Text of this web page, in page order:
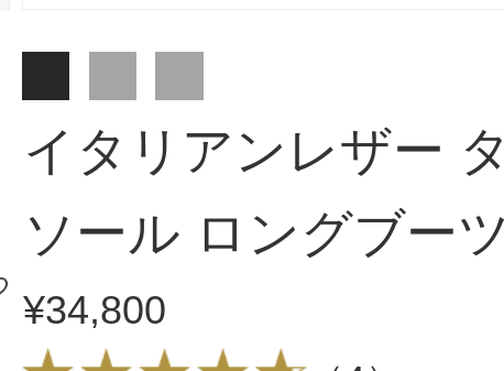
イタリアンレザー
ソール ロングブーツ
¥34,800